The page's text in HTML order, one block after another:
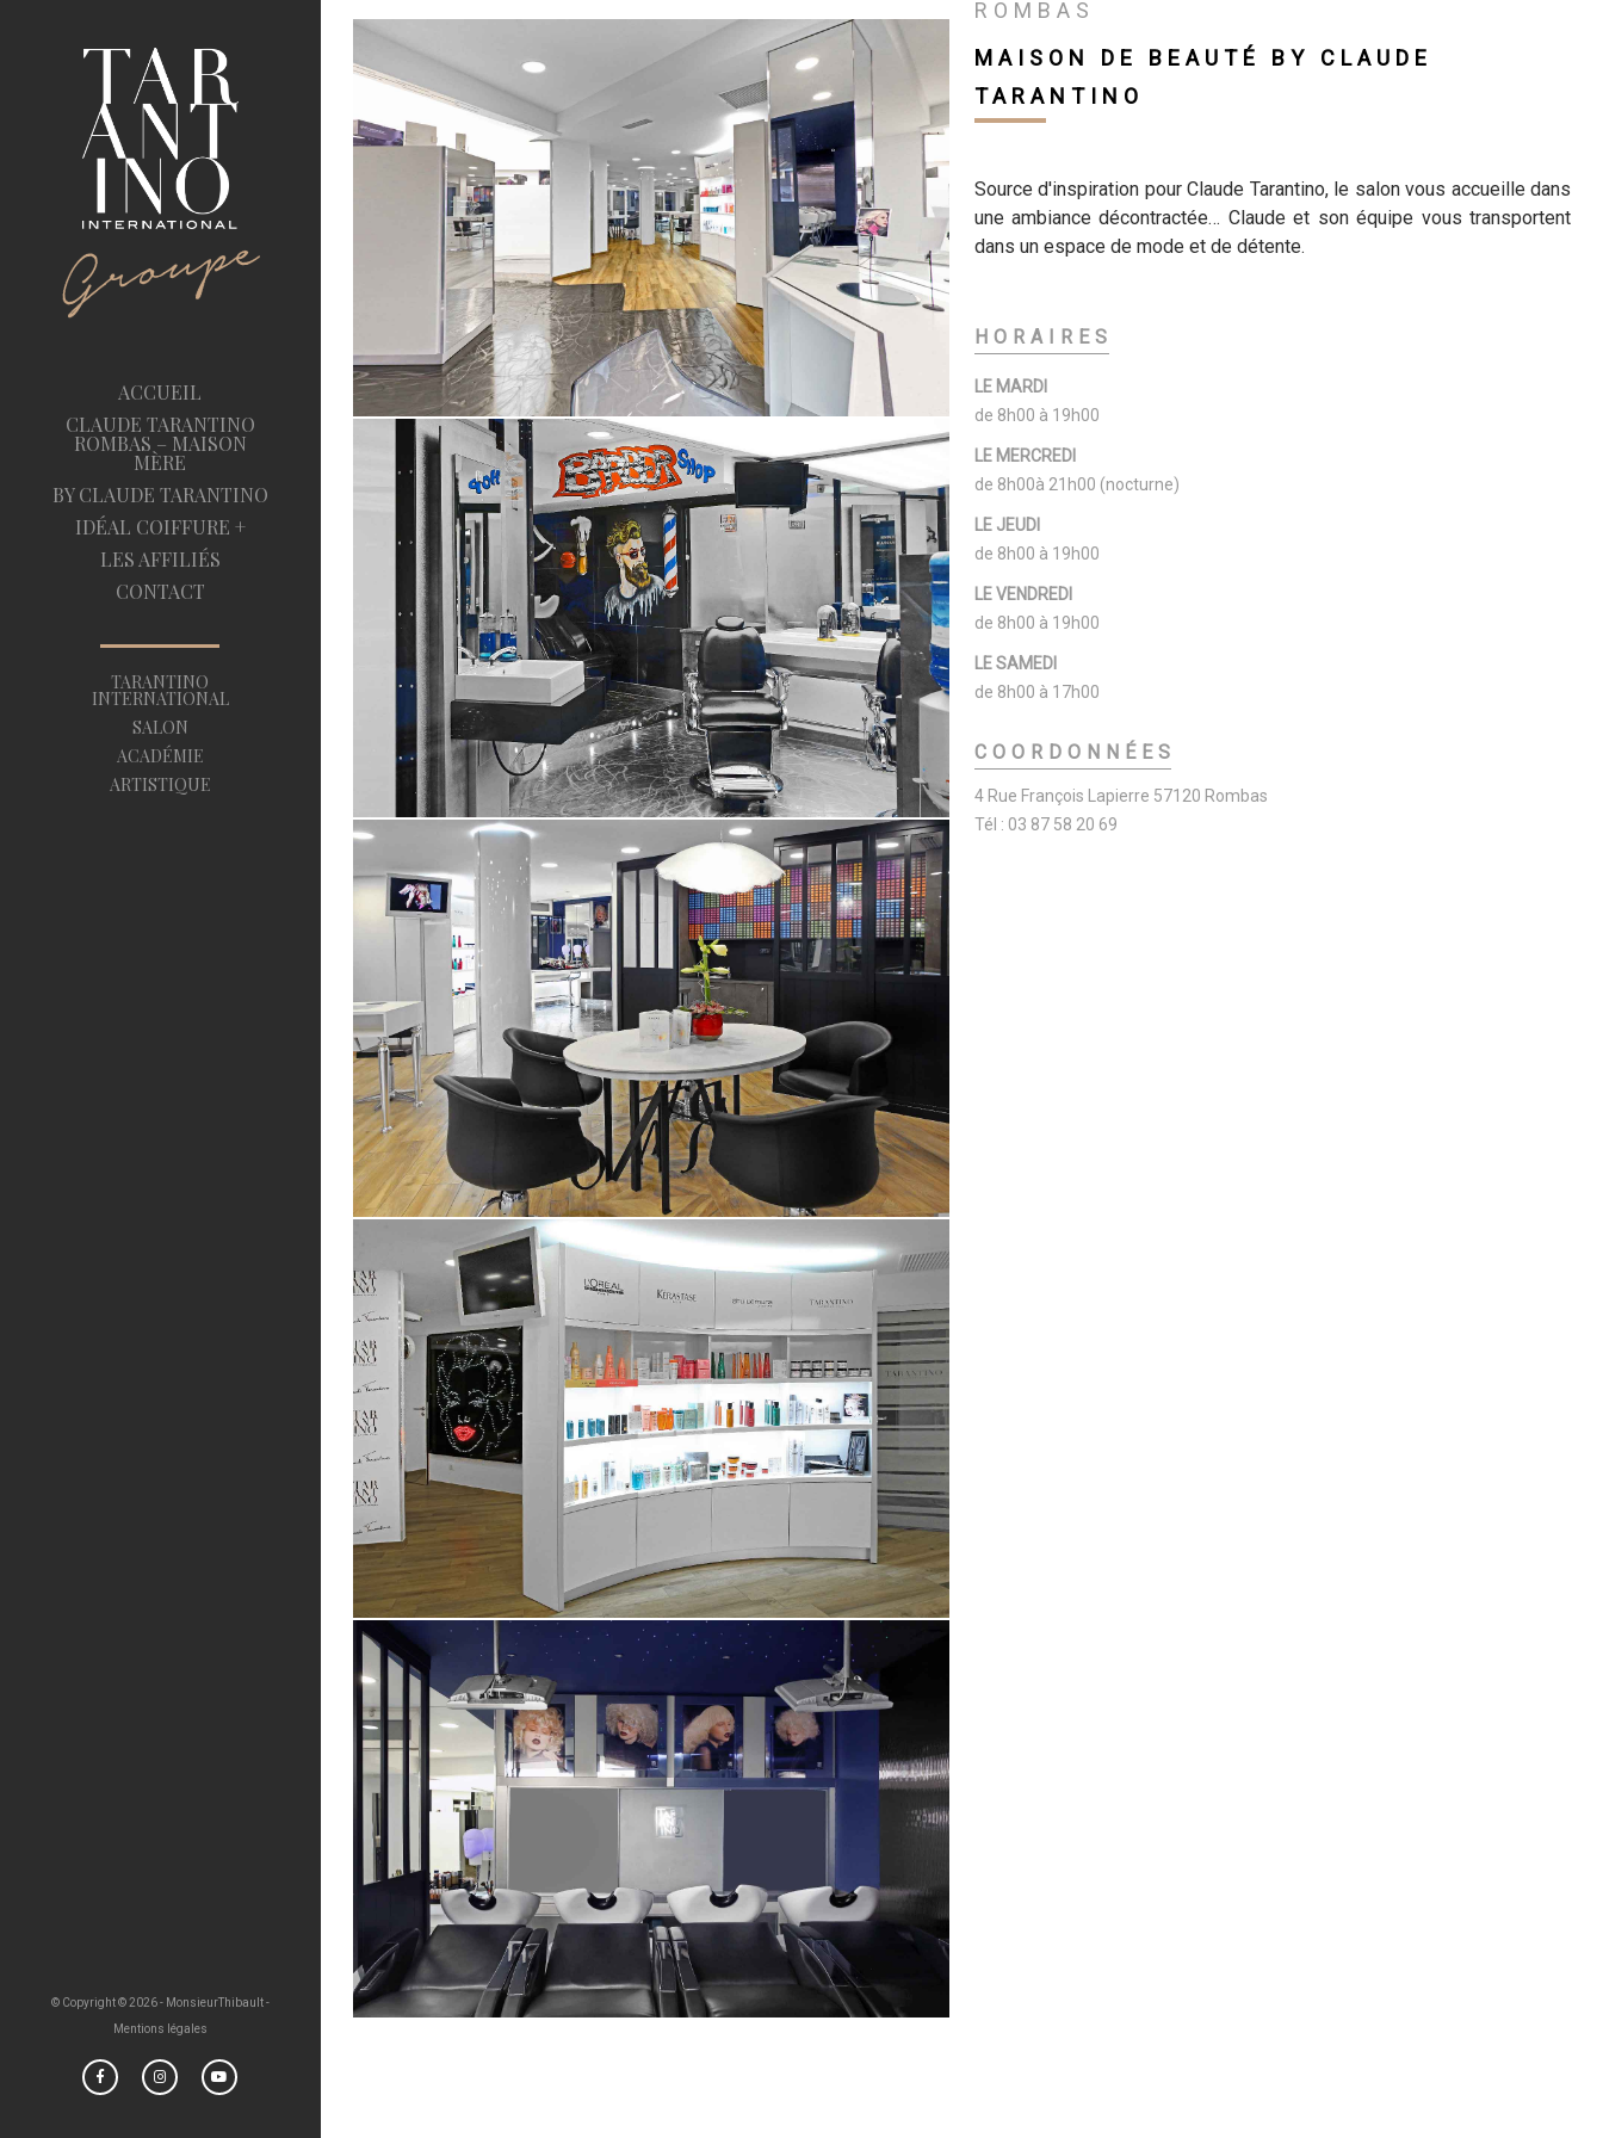
ACCUEIL
CLAUDE TARANTINO
ROMBAS – MAISON
MÈRE
BY CLAUDE TARANTINO
IDÉAL COIFFURE +
LES AFFILIÉS
CONTACT
TARANTINO
INTERNATIONAL
SALON
ACADÉMIE
ARTISTIQUE
© Copyright ©2026 - MonsieurThibault -
Mentions légales
ROMBAS
MAISON DE BEAUTÉ BY CLAUDE
TARANTINO
Source d'inspiration pour Claude Tarantino, le salon vous accueille dans
une ambiance décontractée… Claude et son équipe vous transportent
dans un espace de mode et de détente.
HORAIRES
LE MARDI
de 8h00 à 19h00
LE MERCREDI
de 8h00à 21h00 (nocturne)
LE JEUDI
de 8h00 à 19h00
LE VENDREDI
de 8h00 à 19h00
LE SAMEDI
de 8h00 à 17h00
COORDONNÉES
4 Rue François Lapierre 57120 Rombas
Tél : 03 87 58 20 69